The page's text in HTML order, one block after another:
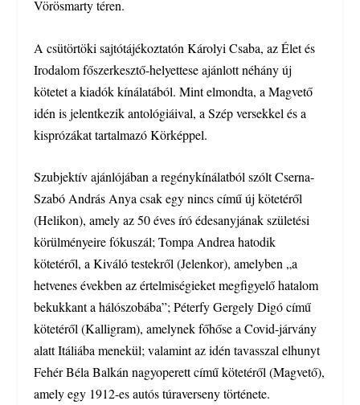
Vörösmarty téren.
A csütörtöki sajtótájékoztatón Károlyi Csaba, az Élet és
Irodalom főszerkesztő-helyettese ajánlott néhány új
kötetet a kiadók kínálatából. Mint elmondta, a Magvető
idén is jelentkezik antológiáival, a Szép versekkel és a
kisprózákat tartalmazó Körképpel.
Szubjektív ajánlójában a regénykínálatból szólt Cserna-
Szabó András Anya csak egy nincs című új kötetéről
(Helikon), amely az 50 éves író édesanyjának születési
körülményeire fókuszál; Tompa Andrea hatodik
kötetéről, a Kiváló testekről (Jelenkor), amelyben „a
hetvenes években az értelmiségieket megfigyelő hatalom
bekukkant a hálószobába”; Péterfy Gergely Digó című
kötetéről (Kalligram), amelynek főhőse a Covid-járvány
alatt Itáliába menekül; valamint az idén tavasszal elhunyt
Fehér Béla Balkán nagyoperett című kötetéről (Magvető),
amely egy 1912-es autós túraverseny története.